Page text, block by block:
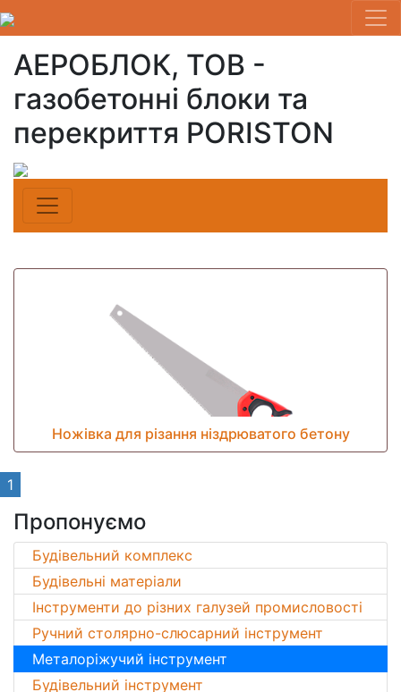
АЕРОБЛОК, ТОВ -
газобетонні блоки та
перекриття PORISTON
Ножівка для різання ніздрюватого бетону
1
Пропонуємо
Будівельний комплекс
Будівельні матеріали
Інструменти до різних галузей промисловості
Ручний столярно-слюсарний інструмент
Металоріжучий інструмент
Будівельний інструмент